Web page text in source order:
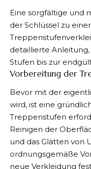
Eine sorgfältige und
der Schlüssel zu
detaillierte
Stufen bis zur
Vorbereitung der
Bevor mit der
wird, ist eine
Treppenstufen
Reinigen der
und das Glätten von
ordnungsgemäße
neue Verkleidung